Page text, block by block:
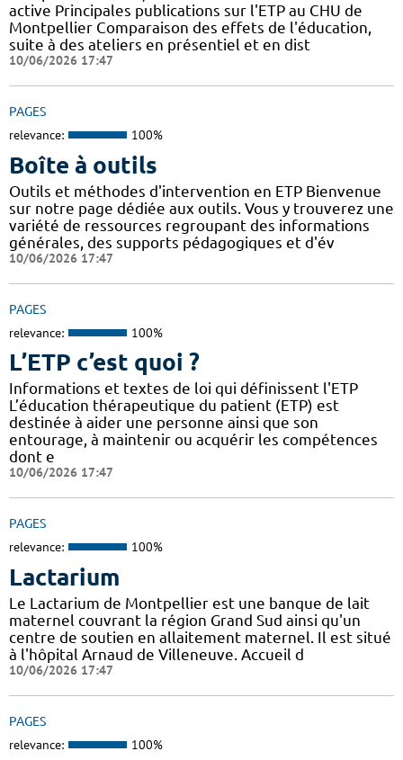
active Principales publications sur l'ETP au CHU de
Montpellier Comparaison des effets de l'éducation,
suite à des ateliers en présentiel et en dist
10/06/2026 17:47
PAGES
relevance: 100%
Boîte à outils
Outils et méthodes d'intervention en ETP Bienvenue
sur notre page dédiée aux outils. Vous y trouverez une
variété de ressources regroupant des informations
générales, des supports pédagogiques et d'év
10/06/2026 17:47
PAGES
relevance: 100%
L’ETP c’est quoi ?
Informations et textes de loi qui définissent l'ETP
L’éducation thérapeutique du patient (ETP) est
destinée à aider une personne ainsi que son
entourage, à maintenir ou acquérir les compétences
dont e
10/06/2026 17:47
PAGES
relevance: 100%
Lactarium
Le Lactarium de Montpellier est une banque de lait
maternel couvrant la région Grand Sud ainsi qu'un
centre de soutien en allaitement maternel. Il est situé
à l'hôpital Arnaud de Villeneuve. Accueil d
10/06/2026 17:47
PAGES
relevance: 100%